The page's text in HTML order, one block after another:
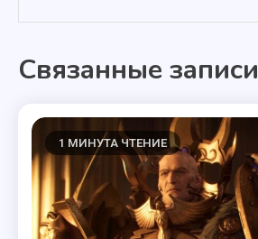
Связанные записи
1 МИНУТА ЧТЕНИЕ